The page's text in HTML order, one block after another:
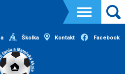
Školka Kontakt Facebook